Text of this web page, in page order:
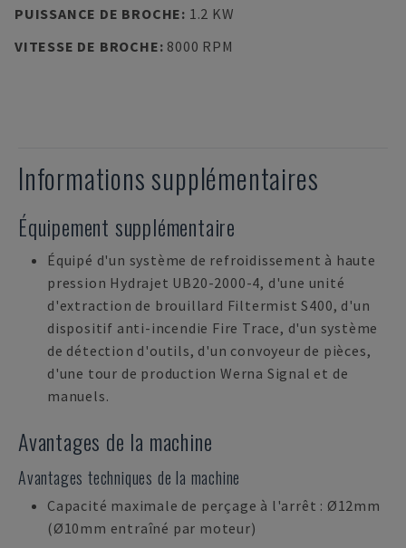
PUISSANCE DE BROCHE: 1.2 KW
VITESSE DE BROCHE: 8000 RPM
Informations supplémentaires
Équipement supplémentaire
Équipé d'un système de refroidissement à haute
pression Hydrajet UB20-2000-4, d'une unité
d'extraction de brouillard Filtermist S400, d'un
dispositif anti-incendie Fire Trace, d'un système
de détection d'outils, d'un convoyeur de pièces,
d'une tour de production Werna Signal et de
manuels.
Avantages de la machine
Avantages techniques de la machine
Capacité maximale de perçage à l'arrêt : Ø12mm
(Ø10mm entraîné par moteur)